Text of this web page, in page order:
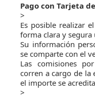
Pago con Tarjeta
>
Es posible realizar
forma clara y
Su información
se comparte con el
Las comisiones
corren a cargo de la
el importe se
>